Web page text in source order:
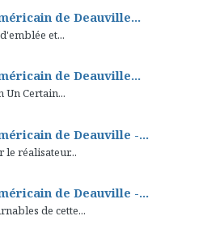
de Deauville...
et...
de Deauville...
Un Certain...
de Deauville -...
réalisateur...
de Deauville -...
de cette...